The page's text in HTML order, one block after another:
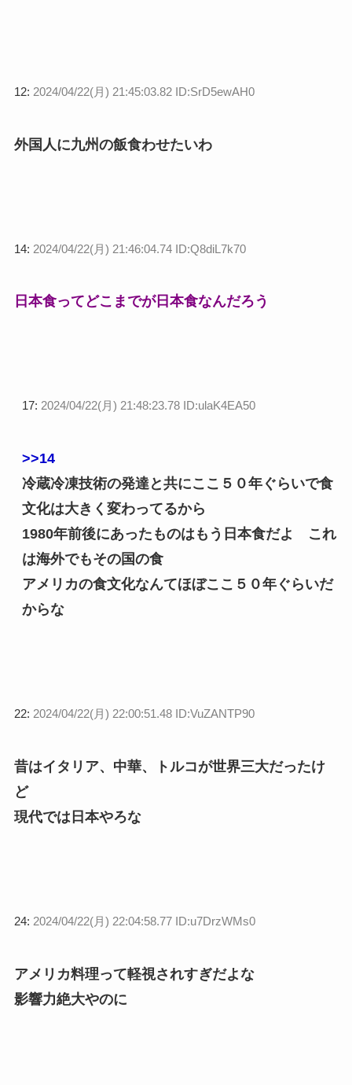
12: 2024/04/22(月) 21:45:03.82 ID:SrD5ewAH0
外国人に九州の飯食わせたいわ
14: 2024/04/22(月) 21:46:04.74 ID:Q8diL7k70
日本食ってどこまでが日本食なんだろう
17: 2024/04/22(月) 21:48:23.78 ID:ulaK4EA50
>>14
冷蔵冷凍技術の発達と共にここ５０年ぐらいで食
文化は大きく変わってるから
1980年前後にあったものはもう日本食だよ これ
は海外でもその国の食
アメリカの食文化なんてほぼここ５０年ぐらいだ
からな
22: 2024/04/22(月) 22:00:51.48 ID:VuZANTP90
昔はイタリア、中華、トルコが世界三大だったけ
ど
現代では日本やろな
24: 2024/04/22(月) 22:04:58.77 ID:u7DrzWMs0
アメリカ料理って軽視されすぎだよな
影響力絶大やのに